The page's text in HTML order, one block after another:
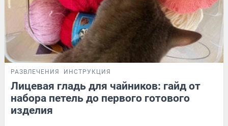
РАЗВЛЕЧЕНИЯ ИНСТРУКЦИЯ
Лицевая гладь для чайников: гайд от
набора петель до первого готового
изделия